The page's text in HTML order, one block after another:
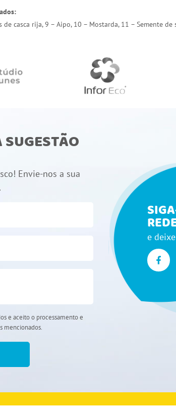
casca rija, 9 – Aipo, 10 – Mostarda, 11 – Semente
Envie-nos a sua
e aceito o processamento e
mencionados.
e